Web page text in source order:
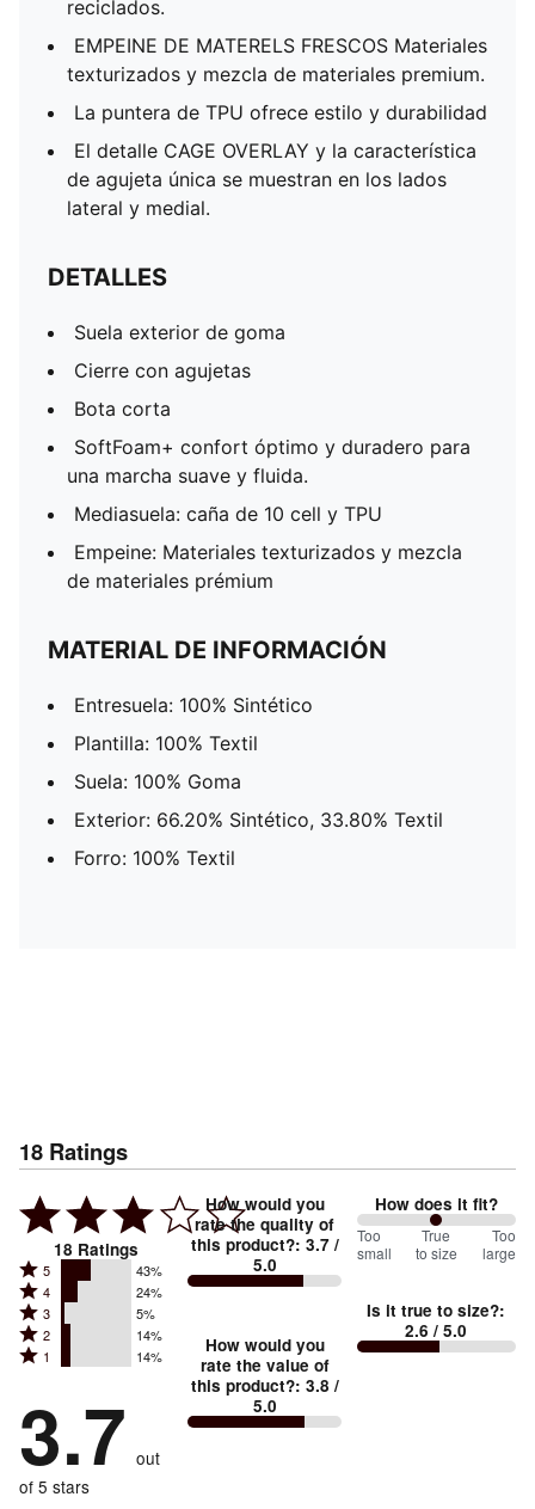
reciclados.
EMPEINE DE MATERELS FRESCOS Materiales
texturizados y mezcla de materiales premium.
La puntera de TPU ofrece estilo y durabilidad
El detalle CAGE OVERLAY y la característica
de agujeta única se muestran en los lados
lateral y medial.
DETALLES
Suela exterior de goma
Cierre con agujetas
Bota corta
SoftFoam+ confort óptimo y duradero para
una marcha suave y fluida.
Mediasuela: caña de 10 cell y TPU
Empeine: Materiales texturizados y mezcla
de materiales prémium
MATERIAL DE INFORMACIÓN
Entresuela: 100% Sintético
Plantilla: 100% Textil
Suela: 100% Goma
Exterior: 66.20% Sintético, 33.80% Textil
Forro: 100% Textil
18 Ratings
18 Ratings
Rated
5
stars
by
of
reviewers
5 43%
Rated
4
stars
by
of
reviewers
4 24%
Rated
3
stars
5%
of
reviewers
3 5%
Rated
2
by
14%
of
reviewers
2 14%
Rated
stars
by
14%
of
1 14%
3.7 out
of 5 stars
How would you
rate the quality of
this product?: 3.7/
5.0
How would you
rate the value of
this product?: 3.8 /
5.0
How does it fit?
100
between
small
and
Too
small
True
to size
Too
large
Is it true to size?:
2.6 / 5.0